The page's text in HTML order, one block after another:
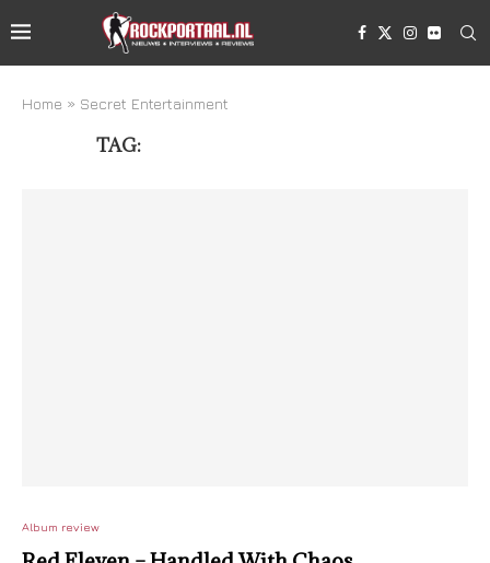
Home » Secret Entertainment
TAG:
Album review